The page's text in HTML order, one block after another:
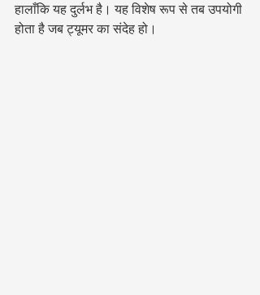
हालाँकि यह दुर्लभ है। यह विशेष रूप से तब उपयोगी
होता है जब ट्यूमर का संदेह हो।